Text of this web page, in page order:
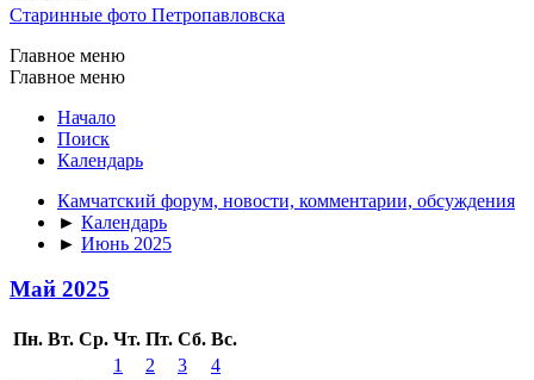
Старинные фото Петропавловска
Главное меню
Главное меню
Начало
Поиск
Календарь
Камчатский форум, новости, комментарии, обсуждения
► Календарь
► Июнь 2025
Май 2025
Пн. Вт. Ср. Чт. Пт. Сб. Вс.
1
2 3
4